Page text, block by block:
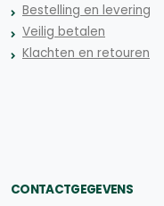
Bestelling en levering
Veilig betalen
Klachten en retouren
CONTACTGEGEVENS